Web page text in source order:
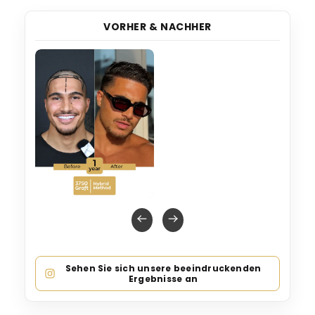
VORHER & NACHHER
Sehen Sie sich unsere beeindruckenden
Ergebnisse an